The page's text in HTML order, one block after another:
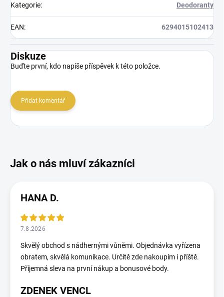
Kategorie: Deodoranty
EAN: 6294015102413
Diskuze
Buďte první, kdo napíše příspěvek k této položce.
Přidat komentář
HANA D.
7.8.2026
Skvělý obchod s nádhernými vůněmi. Objednávka vyřízena
obratem, skvělá komunikace. Určitě zde nakoupím i příště.
Příjemná sleva na první nákup a bonusové body.
ZDENEK VENCL